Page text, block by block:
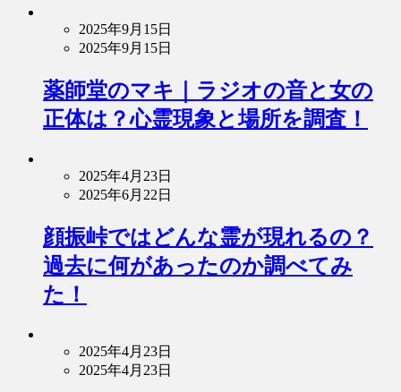
2025年9月15日
2025年9月15日
薬師堂のマキ｜ラジオの音と女の
正体は？心霊現象と場所を調査！
2025年4月23日
2025年6月22日
顔振峠ではどんな霊が現れるの？
過去に何があったのか調べてみ
た！
2025年4月23日
2025年4月23日